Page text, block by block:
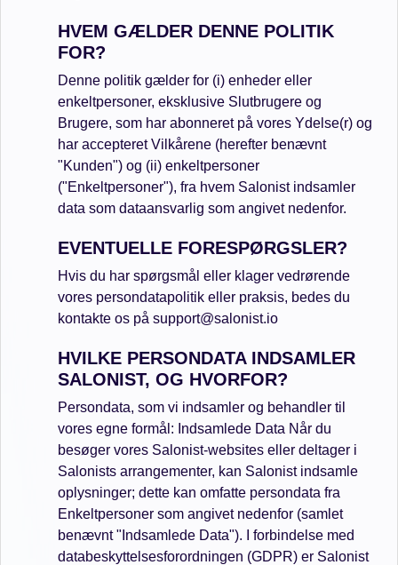
HVEM GÆLDER DENNE POLITIK
FOR?
Denne politik gælder for (i) enheder eller
enkeltpersoner, eksklusive Slutbrugere og
Brugere, som har abonneret på vores Ydelse(r) og
har accepteret Vilkårene (herefter benævnt
"Kunden") og (ii) enkeltpersoner
("Enkeltpersoner"), fra hvem Salonist indsamler
data som dataansvarlig som angivet nedenfor.
EVENTUELLE FORESPØRGSLER?
Hvis du har spørgsmål eller klager vedrørende
vores persondatapolitik eller praksis, bedes du
kontakte os på support@salonist.io
HVILKE PERSONDATA INDSAMLER
SALONIST, OG HVORFOR?
Persondata, som vi indsamler og behandler til
vores egne formål: Indsamlede Data Når du
besøger vores Salonist-websites eller deltager i
Salonists arrangementer, kan Salonist indsamle
oplysninger; dette kan omfatte persondata fra
Enkeltpersoner som angivet nedenfor (samlet
benævnt "Indsamlede Data"). I forbindelse med
databeskyttelsesforordningen (GDPR) er Salonist